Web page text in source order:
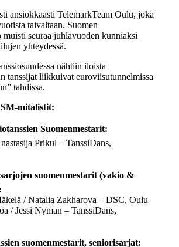
ansiokkaasti TelemarkTeam Oulu, joka
taivaltaan. Suomen
seuraa juhlavuoden kunniaksi
yhteydessä.
nähtiin iloista
tanssijat liikkuivat euroviisutunnelmissa
tahdissa.
mitalistit:
Suomenmestarit:
Prikul – TanssiDans,
suomenmestarit (vakio &
/ Natalia Zakharova – DSC, Oulu
/ Jessi Nyman – TanssiDans,
suomenmestarit, seniorisarjat: